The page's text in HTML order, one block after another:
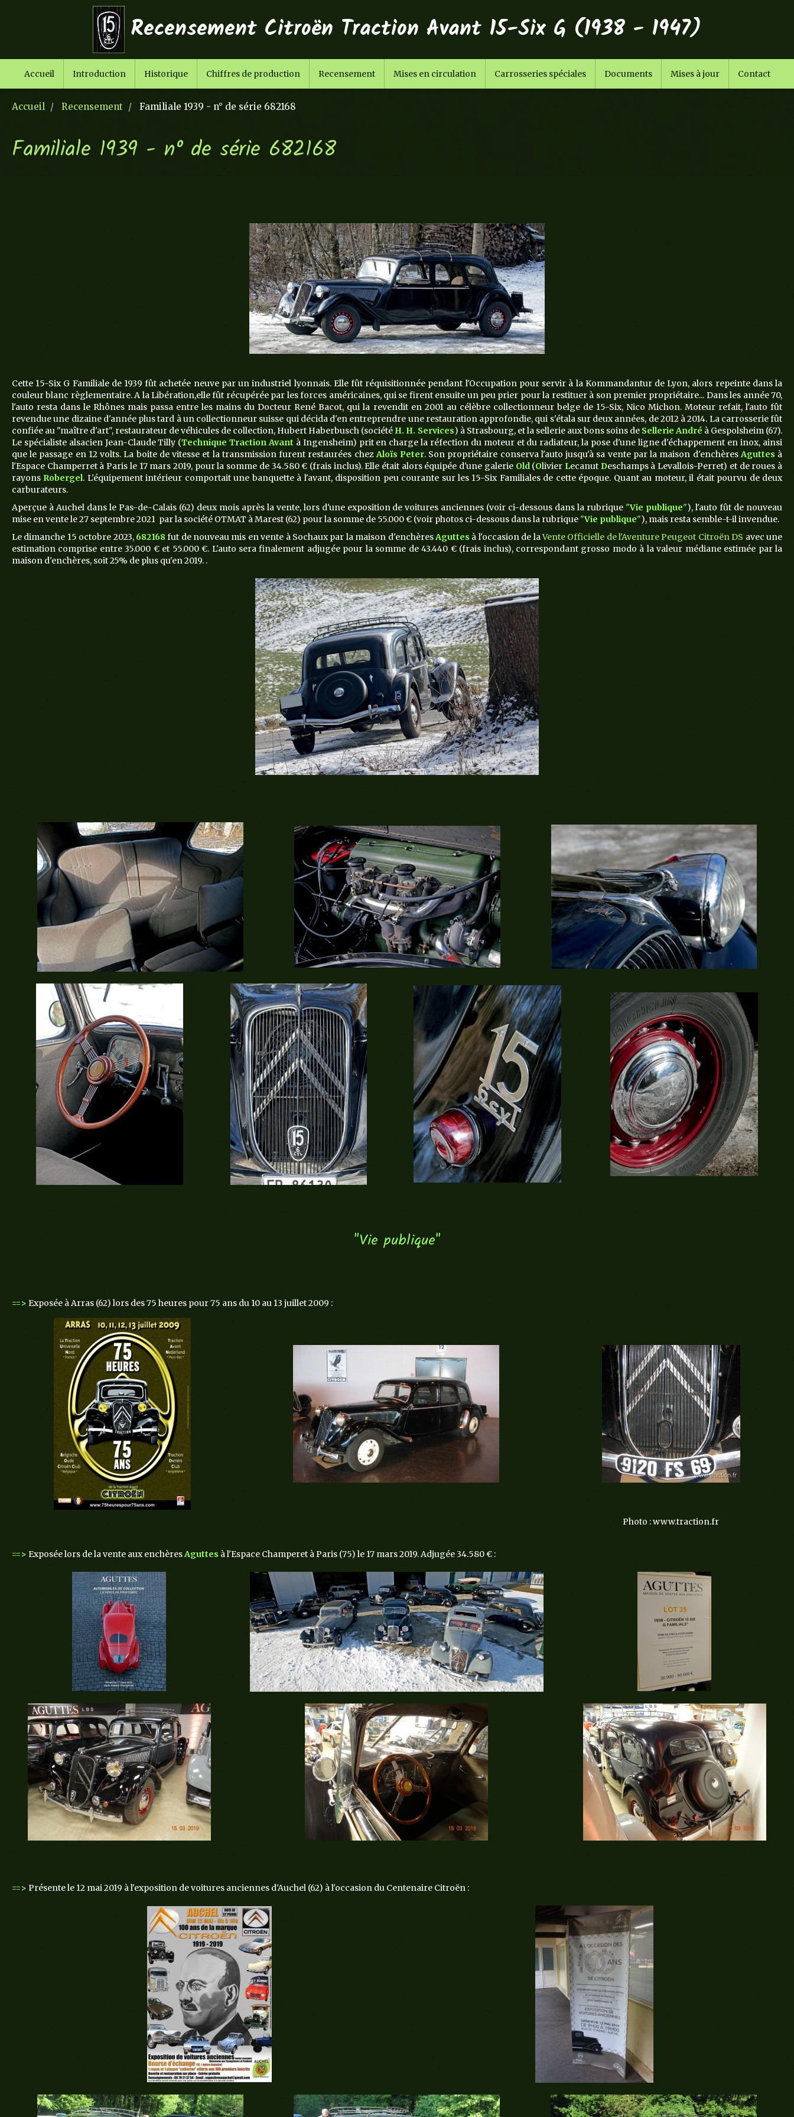
Recensement Citroën Traction Avant 15-Six G (1938 - 1947)
Accueil Introduction Historique Chiffres de production Recensement Mises en circulation Carrosseries spéciales Documents Mises à jour Contact
Accueil Recensement Familiale 1939 - n° de série 682168
Familiale 1939 - n° de série 682168
Cette 15-Six G Familiale de 1939 fût achetée neuve par un industriel lyonnais. Elle fût réquisitionnée pendant l'Occupation pour servir à la Kommandantur de Lyon, alors repeinte dans la
couleur blanc règlementaire. A la Libération,elle fût récupérée par les forces américaines, qui se firent ensuite un peu prier pour la restituer à son premier propriétaire... Dans les année 70,
l'auto resta dans le Rhônes mais passa entre les mains du Docteur René Bacot, qui la revendit en 2001 au célèbre collectionneur belge de 15-Six, Nico Michon. Moteur refait, l'auto fût
revendue une dizaine d'année plus tard à un collectionneur suisse qui décida d'en entreprendre une restauration approfondie, qui s'étala sur deux années, de 2012 à 2014. La carrosserie fût
confiée au "maître d'art", restaurateur de véhicules de collection, Hubert Haberbusch (société H. H. Services) à Strasbourg, et la sellerie aux bons soins de Sellerie André à Gespolsheim (67).
Le spécialiste alsacien Jean-Claude Tilly (Technique Traction Avant à Ingensheim) prit en charge la réfection du moteur et du radiateur, la pose d'une ligne d'échappement en inox, ainsi
que le passage en 12 volts. La boite de vitesse et la transmission furent restaurées chezAloïs Peter. Son propriétaire conserva l'auto jusqu'à sa vente par la maison d'enchèresAguttes à
l'Espace Champerret à Paris le 17 mars 2019, pour la somme de 34.580 € (frais inclus). Elle était alors équipée d'une galerie Old(Olivier Lecanut Deschamps à Levallois-Perret) et de roues à
rayons Robergel. L'équipement intérieur comportait une banquette à l'avant, disposition peu courante sur les 15-Six Familiales de cette époque. Quant au moteur, il était pourvu de deux
carburateurs.
Aperçue à Auchel dans le Pas-de-Calais (62) deux mois après la vente, lors d'une exposition de voitures anciennes (voir ci-dessous dans la rubrique "Vie publique"), l'auto fût de nouveau
mise en vente le 27 septembre 2021 par la société OTMAT à Marest (62) pour la somme de 55.000 € (voir photos ci-dessous dans la rubrique "Vie publique"), mais resta semble-t-il invendue.
Le dimanche 15 octobre 2023, 682168fut de nouveau mis en vente à Sochaux par la maison d'enchèresAguttes à l'occasion de laVente Officielle de l'Aventure Peugeot Citroën DS avec une
estimation comprise entre 35.000 € et 55.000 €. L'auto sera finalement adjugée pour la somme de 43.440 € (frais inclus), correspondant grosso modo à la valeur médiane estimée par la
maison d'enchères, soit 25% de plus qu'en 2019. .
"Vie publique"
==> Exposée à Arras (62) lors des 75 heures pour 75 ans du 10 au 13 juillet 2009 :
Photo : www.traction.fr
==> Exposée lors de la vente aux enchèresAguttes à l'Espace Champeret à Paris (75) le 17 mars 2019. Adjugée 34.580 € :
==> Présente le 12 mai 2019 à l'exposition de voitures anciennes d'Auchel (62) à l'occasion du Centenaire Citroën :